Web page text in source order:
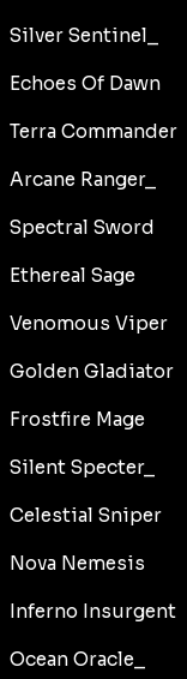
Silver Sentinel_
Echoes Of Dawn
Terra Commander
Arcane Ranger_
Spectral Sword
Ethereal Sage
Venomous Viper
Golden Gladiator
Frostfire Mage
Silent Specter_
Celestial Sniper
Nova Nemesis
Inferno Insurgent
Ocean Oracle_